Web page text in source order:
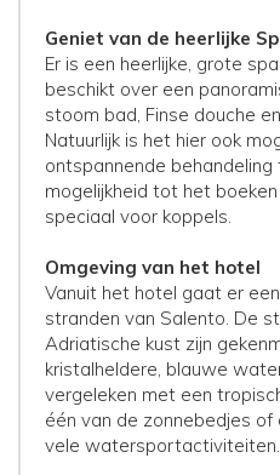
Geniet van de heerlijke
Er is een heerlijke, grote
beschikt over een
stoom bad, Finse douche
Natuurlijk is het hier ook
ontspannende behandeling
mogelijkheid tot het
speciaal voor koppels.
Omgeving van het hotel
Vanuit het hotel gaat er
stranden van Salento. De
Adriatische kust zijn
kristalheldere, blauwe
vergeleken met een
één van de zonnebedjes
vele watersportactiviteiten.